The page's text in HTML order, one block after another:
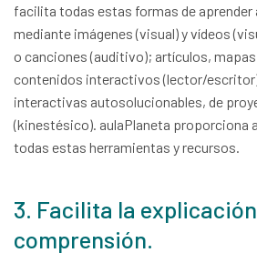
facilita todas estas formas de aprender
mediante imágenes (visual) y vídeos
o canciones (auditivo); artículos,
contenidos interactivos (lector/
interactivas autosolucionables, de
(kinestésico). aulaPlaneta proporciona
todas estas herramientas y recursos.
3. Facilita la
comprensión.